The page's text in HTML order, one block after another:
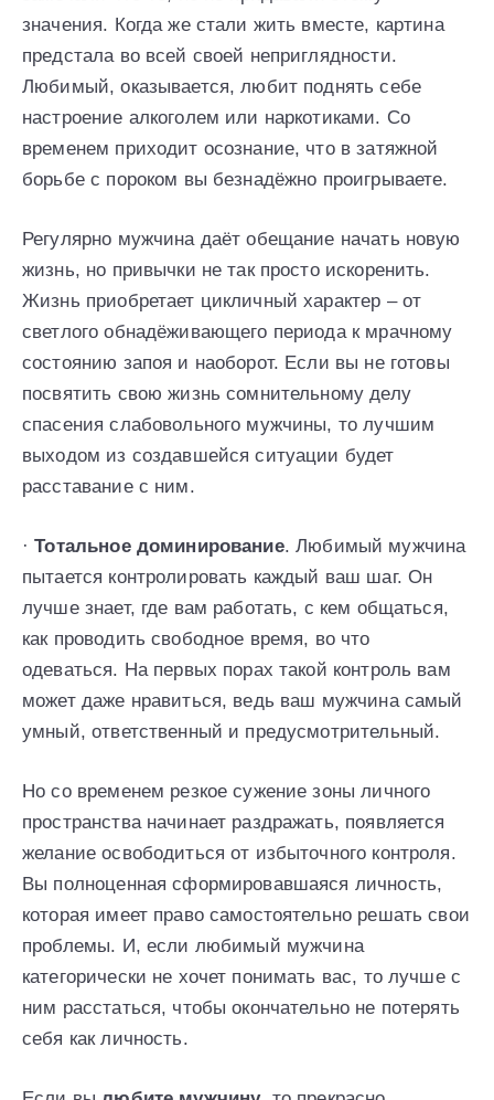
значения. Когда же стали жить вместе, картина
предстала во всей своей неприглядности.
Любимый, оказывается, любит поднять себе
настроение алкоголем или наркотиками. Со
временем приходит осознание, что в затяжной
борьбе с пороком вы безнадёжно проигрываете.
Регулярно мужчина даёт обещание начать новую
жизнь, но привычки не так просто искоренить.
Жизнь приобретает цикличный характер – от
светлого обнадёживающего периода к мрачному
состоянию запоя и наоборот. Если вы не готовы
посвятить свою жизнь сомнительному делу
спасения слабовольного мужчины, то лучшим
выходом из создавшейся ситуации будет
расставание с ним.
·Тотальное доминирование. Любимый мужчина
пытается контролировать каждый ваш шаг. Он
лучше знает, где вам работать, с кем общаться,
как проводить свободное время, во что
одеваться. На первых порах такой контроль вам
может даже нравиться, ведь ваш мужчина самый
умный, ответственный и предусмотрительный.
Но со временем резкое сужение зоны личного
пространства начинает раздражать, появляется
желание освободиться от избыточного контроля.
Вы полноценная сформировавшаяся личность,
которая имеет право самостоятельно решать свои
проблемы. И, если любимый мужчина
категорически не хочет понимать вас, то лучше с
ним расстаться, чтобы окончательно не потерять
себя как личность.